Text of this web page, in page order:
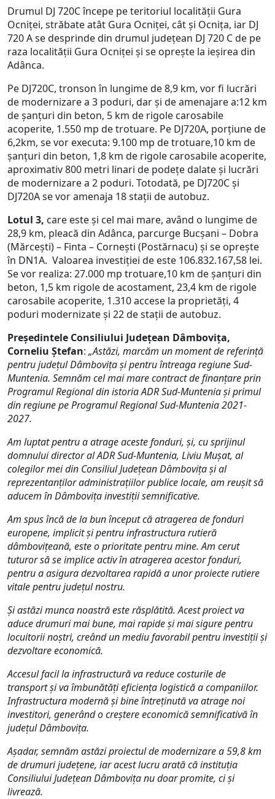
Drumul DJ 720C începe pe teritoriul localității Gura
Ocniței, străbate atât Gura Ocniței, cât și Ocnița, iar DJ
720 A se desprinde din drumul județean DJ 720 C de pe
raza localității Gura Ocniței și se oprește la ieșirea din
Adânca.
Pe DJ720C, tronson în lungime de 8,9 km, vor fi lucrări
de modernizare a 3 poduri, dar și de amenajare a:12 km
de șanțuri din beton, 5 km de rigole carosabile
acoperite, 1.550 mp de trotuare. Pe DJ720A, porțiune de
6,2km, se vor executa: 9.100 mp de trotuare,10 km de
șanțuri din beton, 1,8 km de rigole carosabile acoperite,
aproximativ 800 metri linari de podețe dalate și lucrări
de modernizare a 2 poduri. Totodată, pe DJ720C și
DJ720A se vor amenaja 18 stații de autobuz.
Lotul 3, care este și cel mai mare, având o lungime de
28,9 km, pleacă din Adânca, parcurge Bucșani – Dobra
(Mărcești) – Finta – Cornești (Postărnacu) și se oprește
în DN1A. Valoarea investiției de este 106.832.167,58 lei.
Se vor realiza: 27.000 mp trotuare,10 km de șanțuri din
beton, 1,5 km rigole de acostament, 23,4 km de rigole
carosabile acoperite, 1.310 accese la proprietăți, 4
poduri modernizate și 22 de stații de autobuz.
Președintele Consiliului Județean Dâmbovița,
Corneliu Ștefan: „Astăzi, marcăm un moment de referință
pentru județul Dâmbovița și pentru întreaga regiune Sud-
Muntenia. Semnăm cel mai mare contract de finanțare prin
Programul Regional din istoria ADR Sud-Muntenia și primul
din regiune pe Programul Regional Sud-Muntenia 2021-
2027.
Am luptat pentru a atrage aceste fonduri, și, cu sprijinul
domnului director al ADR Sud-Muntenia, Liviu Mușat, al
colegilor mei din Consiliul Județean Dâmbovița și al
reprezentanților administrațiilor publice locale, am reușit să
aducem în Dâmbovița investiții semnificative.
Am spus încă de la bun început că atragerea de fonduri
europene, implicit și pentru infrastructura rutieră
dâmbovițeană, este o prioritate pentru mine. Am cerut
tuturor să se implice activ în atragerea acestor fonduri,
pentru a asigura dezvoltarea rapidă a unor proiecte rutiere
vitale pentru județul nostru.
Și astăzi munca noastră este răsplătită. Acest proiect va
aduce drumuri mai bune, mai rapide și mai sigure pentru
locuitorii noștri, creând un mediu favorabil pentru investiții și
dezvoltare economică.
Accesul facil la infrastructură va reduce costurile de
transport și va îmbunătăți eficiența logistică a companiilor.
Infrastructura modernă și bine întreținută va atrage noi
investitori, generând o creștere economică semnificativă în
județul Dâmbovița.
Așadar, semnăm astăzi proiectul de modernizare a 59,8 km
de drumuri județene, iar acest lucru arată că instituția
Consiliului Județean Dâmbovița nu doar promite, ci și
livrează.